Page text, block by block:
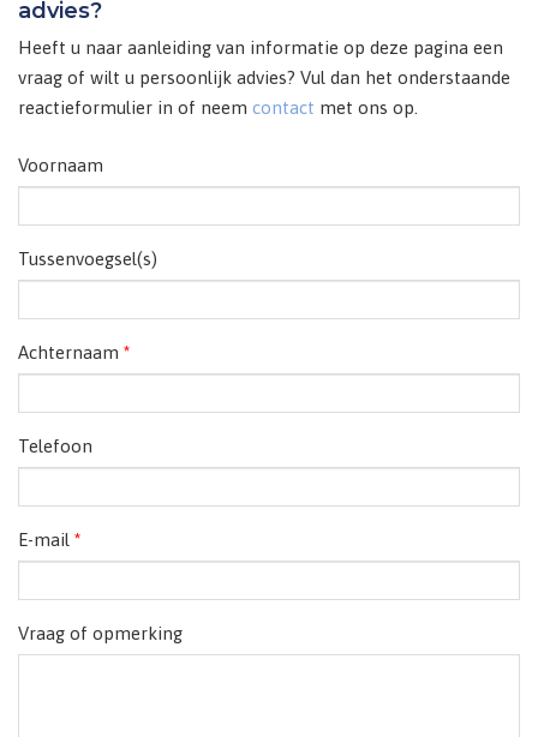
advies?
Heeft u naar aanleiding van informatie op deze pagina een
vraag of wilt u persoonlijk advies? Vul dan het onderstaande
reactieformulier in of neem contact met ons op.
Voornaam
Tussenvoegsel(s)
Achternaam *
Telefoon
E-mail *
Vraag of opmerking